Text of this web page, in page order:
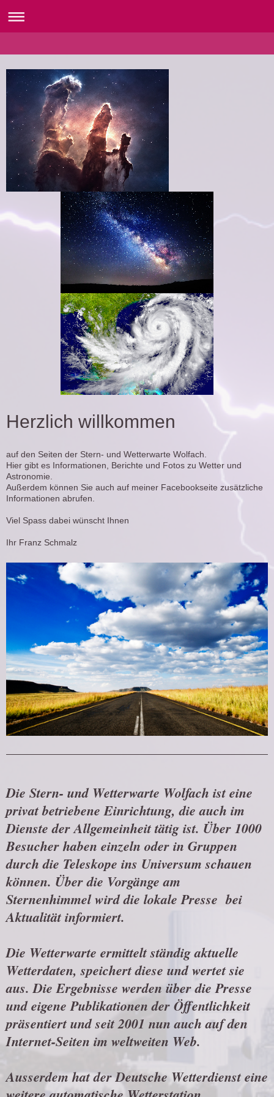
Herzlich willkommen
auf den Seiten der Stern- und Wetterwarte Wolfach.
Hier gibt es Informationen, Berichte und Fotos zu Wetter und
Astronomie.
Außerdem können Sie auch auf meiner Facebookseite zusätzliche
Informationen abrufen.
Viel Spass dabei wünscht Ihnen
Ihr Franz Schmalz
Die Stern- und Wetterwarte Wolfach ist eine
privat betriebene Einrichtung, die auch im
Dienste der Allgemeinheit tätig ist. Über 1000
Besucher haben einzeln oder in Gruppen
durch die Teleskope ins Universum schauen
können. Über die Vorgänge am
Sternenhimmel wird die lokale Presse bei
Aktualität informiert.
Die Wetterwarte ermittelt ständig aktuelle
Wetterdaten, speichert diese und wertet sie
aus. Die Ergebnisse werden über die Presse
und eigene Publikationen der Öffentlichkeit
präsentiert und seit 2001 nun auch auf den
Internet-Seiten im weltweiten Web.
Ausserdem hat der Deutsche Wetterdienst eine